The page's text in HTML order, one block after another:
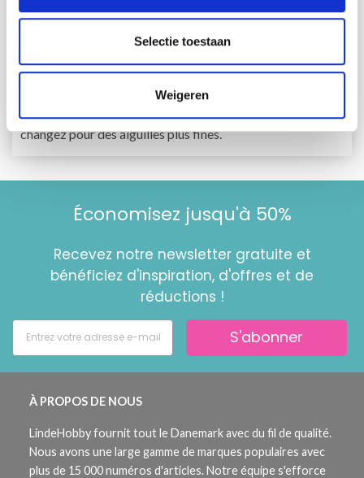
Selectie toestaan
Weigeren
POINT ROND DROPS N°5 : Longueur 60 cm ou 80 cm
pour les côtes du bas.
DROPS ROUND STICK N° 4.5 : Longueur 40 cm pour les
côtes autour de l'ouverture devant.
Les bâtons n'ont qu'une valeur indicative. Si vous obtenez
trop de mailles de 10 cm, changez pour des aiguilles plus
épaisses. Si vous obtenez trop peu de mailles de 10 cm,
changez pour des aiguilles plus fines.
Économisez jusqu'à 50%
Recevez notre newsletter gratuite et
bénéficiez d'inspiration, d'offres et de
réductions !
S'abonner
À PROPOS DE NOUS
LindeHobby fournit tout le Danemark avec du fil de qualité.
Nous avons une large gamme de marques populaires avec
plus de 15 000 numéros d'articles. Notre équipe s'efforce